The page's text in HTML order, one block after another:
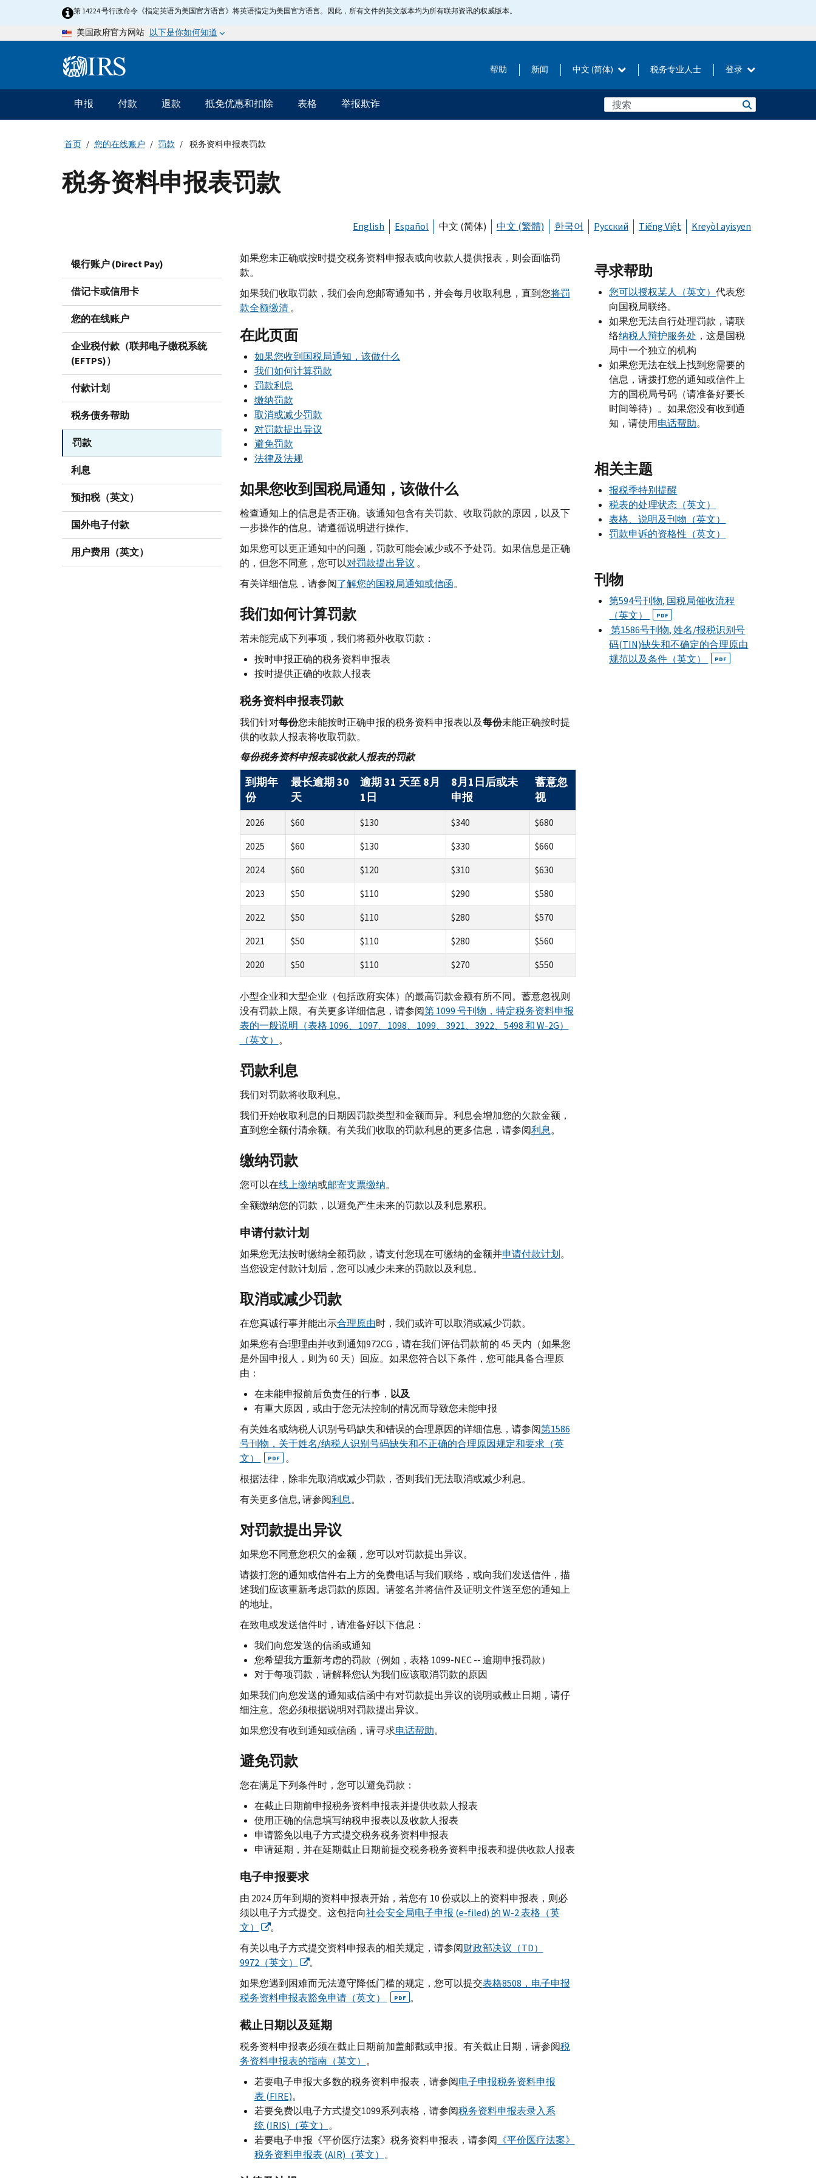
第 14224 号行政命令《指定英语为美国官方语言》将英语指定为美国官方语言。因此，所有文件的英文版本均为所有联邦资讯的权威版本。
美国政府官方网站 以下是你如何知道
Information 帮助 新闻 中文 (简体) 税务专业人士 登录
主
要
导
申报 付款 退款 抵免优惠和扣除 表格 举报欺诈
首页 您的在线账户 罚款 税务资料申报表罚款
税务资料申报表罚款
English Español 中文 (简体) 中文 (繁體) 한국어 Русский Tiếng Việt Kreyòl ayisyen
银行账户 (Direct Pay)
借记卡或信用卡
您的在线账户
企业税付款（联邦电子缴税系统
(EFTPS)）
付款计划
税务债务帮助
罚款
利息
预扣税（英文）
国外电子付款
用户费用（英文）
如果您未正确或按时提交税务资料申报表或向收款人提供报表，则会面临罚
款。
如果我们收取罚款，我们会向您邮寄通知书，并会每月收取利息，直到您将罚
款全额缴清。
在此页面
如果您收到国税局通知，该做什么
我们如何计算罚款
罚款利息
缴纳罚款
取消或减少罚款
对罚款提出异议
避免罚款
法律及法规
如果您收到国税局通知，该做什么
检查通知上的信息是否正确。该通知包含有关罚款、收取罚款的原因，以及下
一步操作的信息。请遵循说明进行操作。
如果您可以更正通知中的问题，罚款可能会减少或不予处罚。如果信息是正确
的，但您不同意，您可以对罚款提出异议 。
有关详细信息，请参阅了解您的国税局通知或信函。
我们如何计算罚款
若未能完成下列事项，我们将额外收取罚款：
按时申报正确的税务资料申报表
按时提供正确的收款人报表
税务资料申报表罚款
我们针对每份您未能按时正确申报的税务资料申报表以及每份未能正确按时提
供的收款人报表将收取罚款。
每份税务资料申报表或收款人报表的罚款
到期年
份
最长逾期 30
天
逾期 31 天至 8月
1日
8月1日后或未
申报
蓄意忽
视
2026 $60 $130 $340
$680
2025
$60 $130 $330
$660
2024
$60 $120 $310
$630
2023
$50 $110 $290
$580
2022
$50 $110 $280
$570
2021
$50 $110 $280
$560
2020
$50 $110 $270 $550
小型企业和大型企业（包括政府实体）的最高罚款金额有所不同。蓄意忽视则
没有罚款上限。有关更多详细信息，请参阅第 1099 号刊物，特定税务资料申报
表的一般说明（表格 1096、1097、1098、1099、3921、3922、5498 和 W-2G）
（英文） 。
罚款利息
我们对罚款将收取利息。
我们开始收取利息的日期因罚款类型和金额而异。利息会增加您的欠款金额，
直到您全额付清余额。有关我们收取的罚款利息的更多信息，请参阅利息。
缴纳罚款
您可以在线上缴纳或邮寄支票缴纳。
全额缴纳您的罚款，以避免产生未来的罚款以及利息累积。
申请付款计划
如果您无法按时缴纳全额罚款，请支付您现在可缴纳的金额并申请付款计划。
当您设定付款计划后，您可以减少未来的罚款以及利息。
取消或减少罚款
在您真诚行事并能出示合理原由时，我们或许可以取消或减少罚款。
如果您有合理理由并收到通知972CG ，请在我们评估罚款前的 45 天内（如果您
是外国申报人，则为 60 天）回应。如果您符合以下条件，您可能具备合理原
由：
在未能申报前后负责任的行事， 以及
有重大原因，或由于您无法控制的情况而导致您未能申报
有关姓名或纳税人识别号码缺失和错误的合理原因的详细信息，请参阅第1586
号刊物，关于姓名/纳税人识别号码缺失和不正确的合理原因规定和要求（英
文）
PDF
。
根据法律，除非先取消或减少罚款，否则我们无法取消或减少利息。
有关更多信息, 请参阅利息。
对罚款提出异议
如果您不同意您积欠的金额，您可以对罚款提出异议。
请拨打您的通知或信件右上方的免费电话与我们联络，或向我们发送信件，描
述我们应该重新考虑罚款的原因。请签名并将信件及证明文件送至您的通知上
的地址。
在致电或发送信件时，请准备好以下信息：
我们向您发送的信函或通知
您希望我方重新考虑的罚款（例如，表格 1099-NEC --逾期申报罚款）
对于每项罚款，请解释您认为我们应该取消罚款的原因
如果我们向您发送的通知或信函中有对罚款提出异议的说明或截止日期，请仔
细注意。您必须根据说明对罚款提出异议。
如果您没有收到通知或信函，请寻求电话帮助。
避免罚款
您在满足下列条件时，您可以避免罚款：
在截止日期前申报税务资料申报表并提供收款人报表
使用正确的信息填写纳税申报表以及收款人报表
申请豁免以电子方式提交税务税务资料申报表
申请延期，并在延期截止日期前提交税务税务资料申报表和提供收款人报表
电子申报要求
由 2024 历年到期的资料申报表开始，若您有 10 份或以上的资料申报表，则必
须以电子方式提交。这包括向社会安全局电子申报 (e-filed) 的 W-2 表格（英
文）
。
有关以电子方式提交资料申报表的相关规定，请参阅财政部决议（TD）
9972（英文）
。
如果您遇到困难而无法遵守降低门槛的规定，您可以提交表格8508，电子申报
税务资料申报表豁免申请（英文）
PDF 。
截止日期以及延期
税务资料申报表必须在截止日期前加盖邮戳或申报。有关截止日期，请参阅税
务资料申报表的指南（英文） 。
若要电子申报大多数的税务资料申报表，请参阅电子申报税务资料申报
表 (FIRE)。
若要免费以电子方式提交1099系列表格，请参阅税务资料申报表录入系
统 (IRIS)（英文） 。
若要电子申报《平价医疗法案》税务资料申报表，请参阅 《平价医疗法案》
税务资料申报表 (AIR)（英文） 。
寻求帮助
您可以授权某人（英文）代表您
向国税局联络。
如果您无法自行处理罚款，请联
络纳税人辩护服务处 ，这是国税
局中一个独立的机构
如果您无法在线上找到您需要的
信息，请拨打您的通知或信件上
方的国税局号码（请准备好要长
时间等待）。如果您没有收到通
知，请使用电话帮助。
相关主题
报税季特别提醒
税表的处理状态（英文）
表格、说明及刊物（英文）
罚款申诉的资格性（英文）
刊物
第594号刊物, 国税局催收流程
（英文）
PDF
第1586号刊物, 姓名/报税识别号
码(TIN)缺失和不确定的合理原由
规范以及条件（英文）
PDF